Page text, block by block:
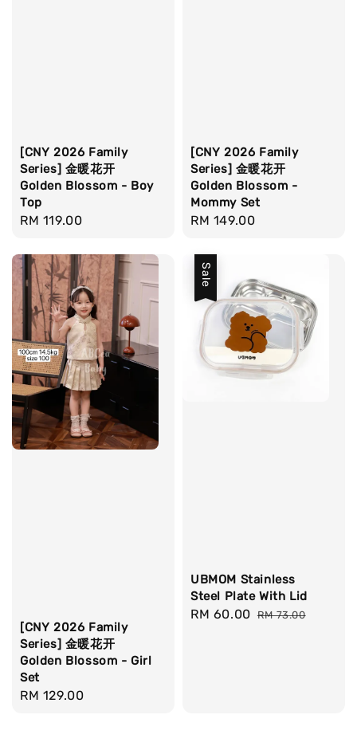
[CNY 2026 Family
Series] 金暖花开
Golden Blossom - Boy
Top
Regular
RM 119.00
[CNY 2026 Family
Series] 金暖花开
Golden Blossom -
Mommy Set
Regular
RM 149.00
[CNY 2026 Family
Series] 金暖花开
Golden Blossom - Girl
Set
Regular
RM 129.00
Sale
UBMOM Stainless
Steel Plate With Lid
Sale
RM 60.00 Regular
RM 73.00